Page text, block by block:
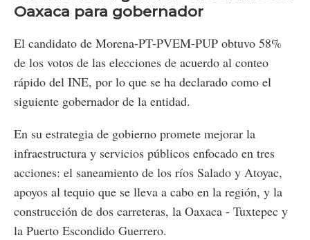
Oaxaca para gobernador
El candidato de Morena-PT-PVEM-PUP obtuvo 58%
de los votos de las elecciones de acuerdo al conteo
rápido del INE, por lo que se ha declarado como el
siguiente gobernador de la entidad.
En su estrategia de gobierno promete mejorar la
infraestructura y servicios públicos enfocado en tres
acciones: el saneamiento de los ríos Salado y Atoyac,
apoyos al tequio que se lleva a cabo en la región, y la
construcción de dos carreteras, la Oaxaca - Tuxtepec y
la Puerto Escondido Guerrero.